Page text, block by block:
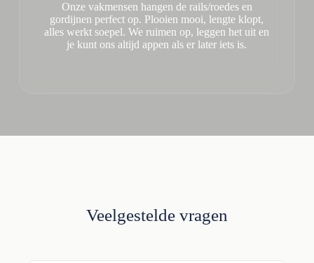
Onze vakmensen hangen de rails/roedes en
gordijnen perfect op. Plooien mooi, lengte klopt,
alles werkt soepel. We ruimen op, leggen het uit en
je kunt ons altijd appen als er later iets is.
Veelgestelde vragen